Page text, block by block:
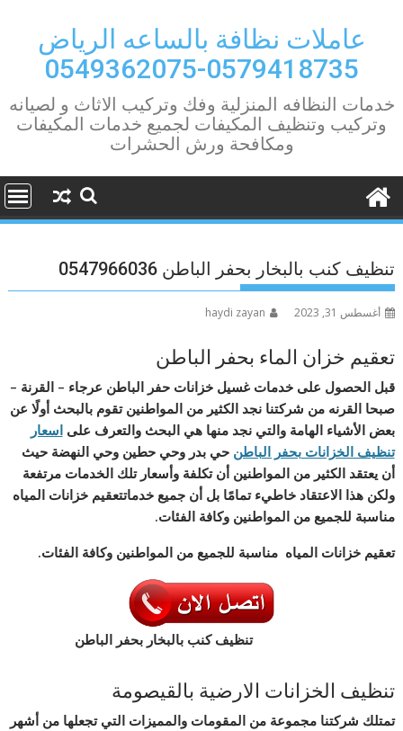
contentعاملات نظافة بالساعه الرياض
0579418735-0549362075
خدمات النظافه المنزلية وفك وتركيب الاثاث و لصيانه
وتركيب وتنظيف المكيفات لجميع خدمات المكيفات
ومكافحة ورش الحشرات
تنظيف كنب بالبخار بحفر الباطن 0547966036
أغسطس 31, 2023 haydi zayan
تعقيم خزان الماء بحفر الباطن
قبل الحصول على خدمات غسيل خزانات حفر الباطن‎ عرجاء – القرنة –
صبحا القرنه من شركتنا نجد الكثير من المواطنين تقوم بالبحث أولًا عن
بعض الأشياء الهامة والتي نجد منها هي البحث والتعرف علىاسعار
تنظيف الخزانات بحفر الباطن‎ حي بدر وحي حطين وحي النهضة حيث
أن يعتقد الكثير من المواطنين أن تكلفة وأسعار تلك الخدمات مرتفعة
ولكن هذا الاعتقاد خاطيء تمامًا بل أن جميع خدماتتعقيم خزانات المياه
مناسبة للجميع من المواطنين وكافة الفئات.
تعقيم خزانات المياه مناسبة للجميع من المواطنين وكافة الفئات.
تنظيف كنب بالبخار بحفر الباطن
تنظيف الخزانات الارضية بالقيصومة
تمتلك شركتنا مجموعة من المقومات والمميزات التي تجعلها من أشهر